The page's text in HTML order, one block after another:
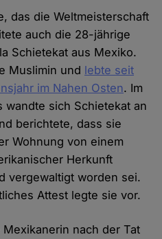
das die Weltmeisterschaft
auch die 28-jährige
Schietekat aus Mexiko.
Muslimin und lebte seit
im Nahen Osten. Im
sich Schietekat an
berichtete, dass sie
Wohnung von einem
Herkunft
vergewaltigt worden sei.
Attest legte sie vor.
nach der Tat